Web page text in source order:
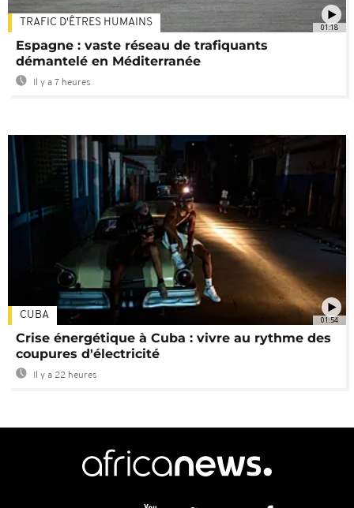
01:18
TRAFIC D'ÊTRES HUMAINS
Espagne : vaste réseau de trafiquants
démantelé en Méditerranée
Il y a 7 heures
01:54
CUBA
Crise énergétique à Cuba : vivre au rythme des
coupures d'électricité
Il y a 22 heures